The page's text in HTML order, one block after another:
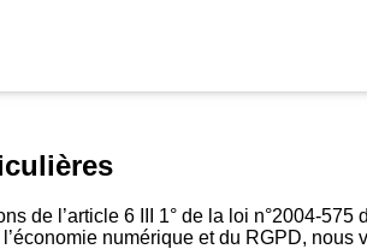
de l’article 6 III 1° de la loi n°2004-575
numérique et du RGPD, nous